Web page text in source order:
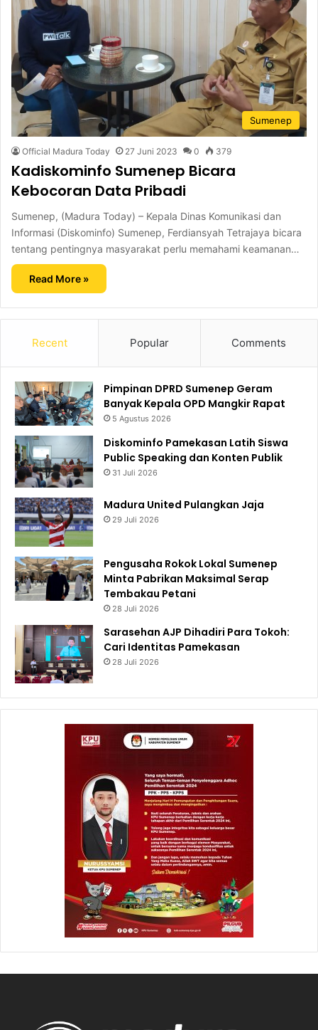
Sumenep
Official Madura Today 27 Juni 2023 0 379
Kadiskominfo Sumenep Bicara
Kebocoran Data Pribadi
Sumenep, (Madura Today) – Kepala Dinas Komunikasi dan
Informasi (Diskominfo) Sumenep, Ferdiansyah Tetrajaya bicara
tentang pentingnya masyarakat perlu memahami keamanan…
Read More »
Recent Popular Comments
Pimpinan DPRD Sumenep Geram
Banyak Kepala OPD Mangkir Rapat
5 Agustus 2026
Diskominfo Pamekasan Latih Siswa
Public Speaking dan Konten Publik
31 Juli 2026
Madura United Pulangkan Jaja
29 Juli 2026
Pengusaha Rokok Lokal Sumenep
Minta Pabrikan Maksimal Serap
Tembakau Petani
28 Juli 2026
Sarasehan AJP Dihadiri Para Tokoh:
Cari Identitas Pamekasan
28 Juli 2026